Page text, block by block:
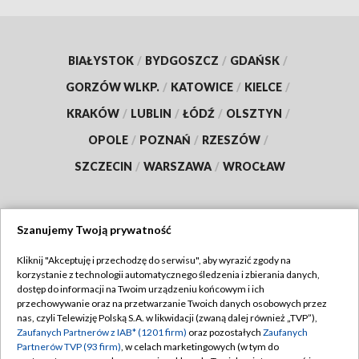
BIAŁYSTOK / BYDGOSZCZ / GDAŃSK /
GORZÓW WLKP. / KATOWICE / KIELCE /
KRAKÓW / LUBLIN / ŁÓDŹ / OLSZTYN /
OPOLE / POZNAŃ / RZESZÓW /
SZCZECIN / WARSZAWA / WROCŁAW
TVP
Abonament TVP
Emisja w TVP
Centrum informacji TVP
Regulamin TVP
Polityka prywatności
Szanujemy Twoją prywatność
Kliknij "Akceptuję i przechodzę do serwisu", aby wyrazić zgody na
korzystanie z technologii automatycznego śledzenia i zbierania danych,
dostęp do informacji na Twoim urządzeniu końcowym i ich
przechowywanie oraz na przetwarzanie Twoich danych osobowych przez
nas, czyli Telewizję Polską S.A. w likwidacji (zwaną dalej również „TVP”),
Zaufanych Partnerów z IAB* (1201 firm) oraz pozostałych Zaufanych
Partnerów TVP (93 firm), w celach marketingowych (w tym do